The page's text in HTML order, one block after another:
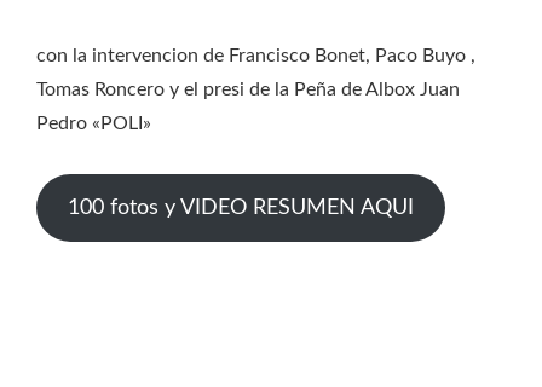
con la intervencion de Francisco Bonet, Paco Buyo ,
Tomas Roncero y el presi de la Peña de Albox Juan
Pedro «POLI»
100 fotos y VIDEO RESUMEN AQUI